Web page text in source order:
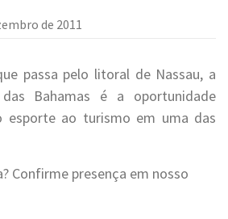
de 2011
passa pelo litoral de Nassau, a
Bahamas é a oportunidade
esporte ao turismo em uma das
Confirme presença em nosso